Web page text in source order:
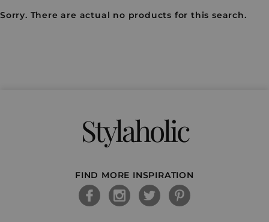
Sorry. There are actual no products for this search.
Stylaholic
FIND MORE INSPIRATION